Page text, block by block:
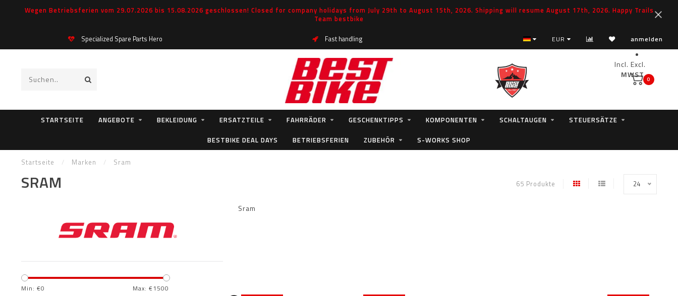
Wegen Betriebsferien vom 29.07.2026 bis 15.08.2026 geschlossen! Closed for company holidays from July 29th to August 15th, 2026. Shipping will resume August 17th, 2026. Happy Trails
Team bestbike
Echtzeit Bestände! Specialized Spare Parts Hero Fast handling
EUR anmelden
Incl. Excl.
MWST.0
STARTSEITE ANGEBOTE BEKLEIDUNG ERSATZTEILE FAHRRÄDER GESCHENKTIPPS KOMPONENTEN SCHALTAUGEN
STEUERSÄTZE
BESTBIKE DEAL DAYS
BETRIEBSFERIEN ZUBEHÖR S-WORKS SHOP
Startseite / Marken / Sram
SRAM 65 Produkte 24
Sram
Min: €0 Max: €1500